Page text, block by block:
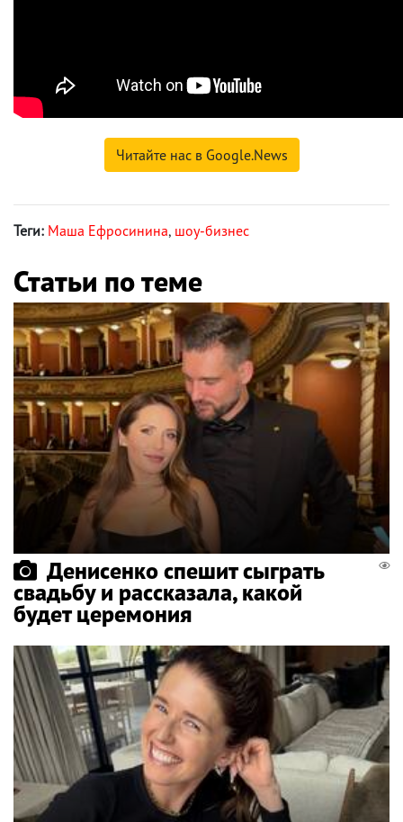
Читайте нас в Google.News
Теги: Маша Ефросинина, шоу-бизнес
Статьи по теме
Денисенко спешит сыграть
свадьбу и рассказала, какой
будет церемония